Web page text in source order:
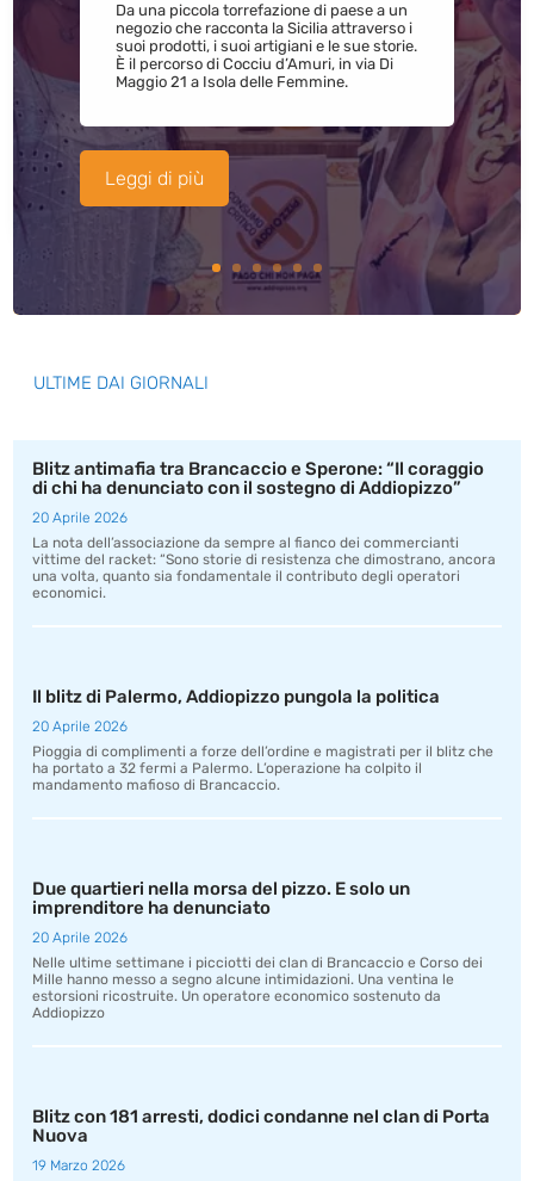
Da una piccola torrefazione di paese a un
negozio che racconta la Sicilia attraverso i
suoi prodotti, i suoi artigiani e le sue storie.
È il percorso di Cocciu d’Amuri, in via Di
Maggio 21 a Isola delle Femmine.
Leggi di più
ULTIME DAI GIORNALI
Blitz antimafia tra Brancaccio e Sperone: “Il coraggio
di chi ha denunciato con il sostegno di Addiopizzo”
20 Aprile 2026
La nota dell’associazione da sempre al fianco dei commercianti
vittime del racket: “Sono storie di resistenza che dimostrano, ancora
una volta, quanto sia fondamentale il contributo degli operatori
economici.
Il blitz di Palermo, Addiopizzo pungola la politica
20 Aprile 2026
Pioggia di complimenti a forze dell’ordine e magistrati per il blitz che
ha portato a 32 fermi a Palermo. L’operazione ha colpito il
mandamento mafioso di Brancaccio.
Due quartieri nella morsa del pizzo. E solo un
imprenditore ha denunciato
20 Aprile 2026
Nelle ultime settimane i picciotti dei clan di Brancaccio e Corso dei
Mille hanno messo a segno alcune intimidazioni. Una ventina le
estorsioni ricostruite. Un operatore economico sostenuto da
Addiopizzo
Blitz con 181 arresti, dodici condanne nel clan di Porta
Nuova
19 Marzo 2026